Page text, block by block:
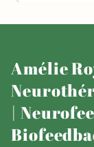
Amélie
|